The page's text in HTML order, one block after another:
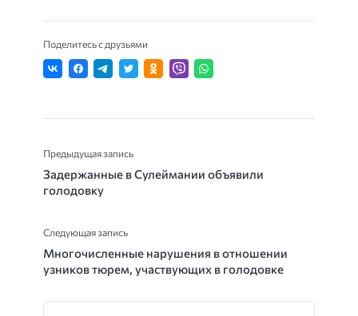
Поделитесь с друзьями
Предыдущая запись
Задержанные в Сулеймании объявили
голодовку
Следующая запись
Многочисленные нарушения в отношении
узников тюрем, участвующих в голодовке